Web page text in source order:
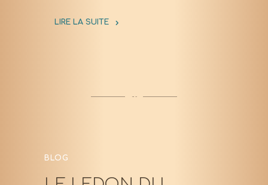
LIRE LA SUITE
BLOG